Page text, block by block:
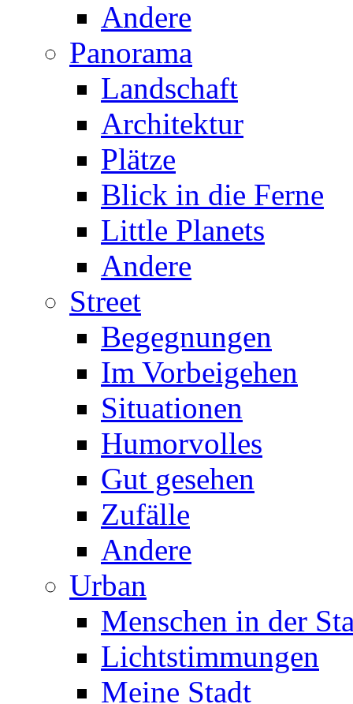
Andere
Panorama
Landschaft
Architektur
Plätze
Blick in die Ferne
Little Planets
Andere
Street
Begegnungen
Im Vorbeigehen
Situationen
Humorvolles
Gut gesehen
Zufälle
Andere
Urban
Menschen in der
Lichtstimmungen
Meine Stadt